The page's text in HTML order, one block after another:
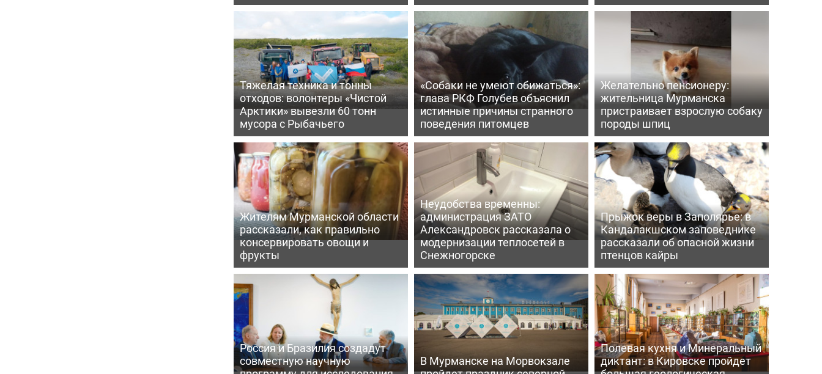
Тяжелая техника и тонны
отходов: волонтеры «Чистой
Арктики» вывезли 60 тонн
мусора с Рыбачьего
«Собаки не умеют обижаться»:
глава РКФ Голубев объяснил
истинные причины странного
поведения питомцев
Желательно пенсионеру:
жительница Мурманска
пристраивает взрослую собаку
породы шпиц
Жителям Мурманской области
рассказали, как правильно
консервировать овощи и
фрукты
Неудобства временны:
администрация ЗАТО
Александровск рассказала о
модернизации теплосетей в
Снежногорске
Прыжок веры в Заполярье: в
Кандалакшском заповеднике
рассказали об опасной жизни
птенцов кайры
Россия и Бразилия создадут
совместную научную
В Мурманске на Морвокзале
Полевая кухня и Минеральный
диктант: в Кировске пройдет